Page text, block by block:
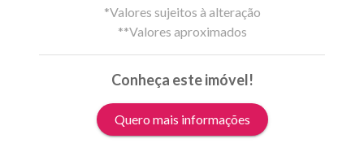
*Valores sujeitos à alteração
**Valores aproximados
Conheça este imóvel!
Quero mais informações